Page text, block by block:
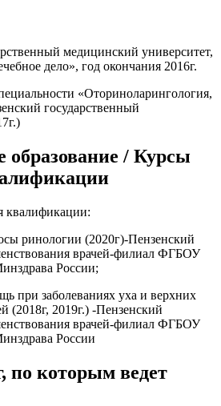
медицинский университет,
дело», год окончания 2016г.
«Оториноларингология,
государственный
образование / Курсы
ринологии (2020г)-Пензенский
врачей-филиал ФГБОУ
России;
при заболеваниях уха и верхних
(2018г, 2019г.) -Пензенский
врачей-филиал ФГБОУ
России
по которым ведет